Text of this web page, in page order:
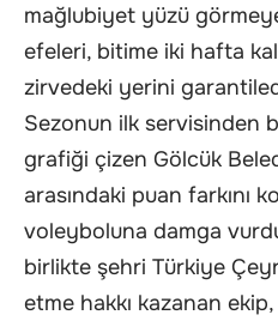
mağlubiyet yüzü
efeleri, bitime iki hafta
zirvedeki yerini
Sezonun ilk servisinden
grafiği çizen Gölcük
arasındaki puan farkını
voleyboluna damga
birlikte şehri Türkiye
etme hakkı kazanan